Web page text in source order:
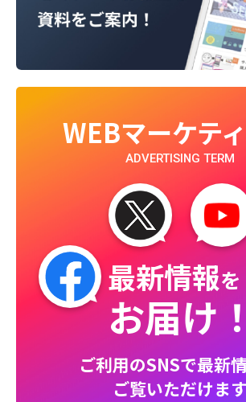
WEBマーケテ
ADVERTISING TERM
最新情報を
お届け
ご利用のSNSで最新
ご覧いただけます